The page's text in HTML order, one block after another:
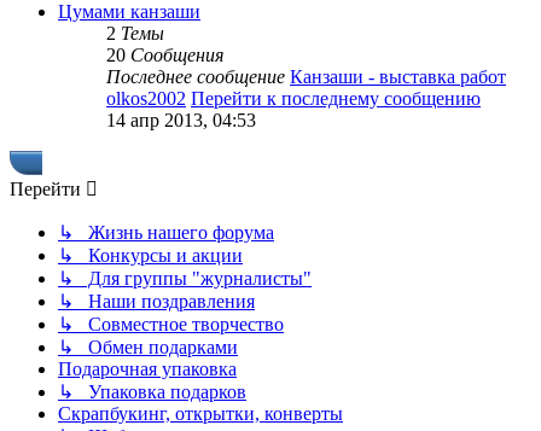
Цумами канзаши
2 Темы
20 Сообщения
Последнее сообщение Канзаши - выставка работ
olkos2002 Перейти к последнему сообщению
14 апр 2013, 04:53
Перейти
↳ Жизнь нашего форума
↳ Конкурсы и акции
↳ Для группы "журналисты"
↳ Наши поздравления
↳ Совместное творчество
↳ Обмен подарками
Подарочная упаковка
↳ Упаковка подарков
Скрапбукинг, открытки, конверты